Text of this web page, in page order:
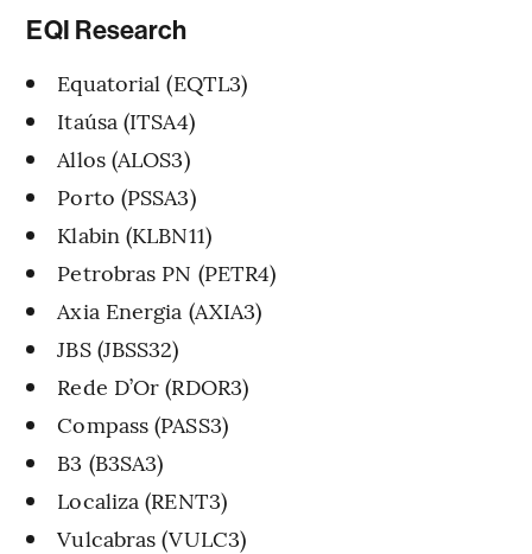
EQI Research
Equatorial (EQTL3)
Itaúsa (ITSA4)
Allos (ALOS3)
Porto (PSSA3)
Klabin (KLBN11)
Petrobras PN (PETR4)
Axia Energia (AXIA3)
JBS (JBSS32)
Rede D’Or (RDOR3)
Compass (PASS3)
B3 (B3SA3)
Localiza (RENT3)
Vulcabras (VULC3)